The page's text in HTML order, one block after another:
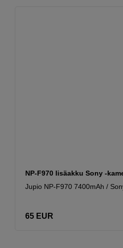
NP-F970 lisäakku Sony -
Jupio NP-F970 7400mAh /
65 EUR